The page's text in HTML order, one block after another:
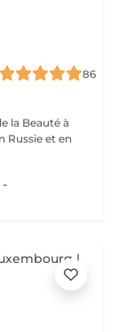
86
la Beauté à